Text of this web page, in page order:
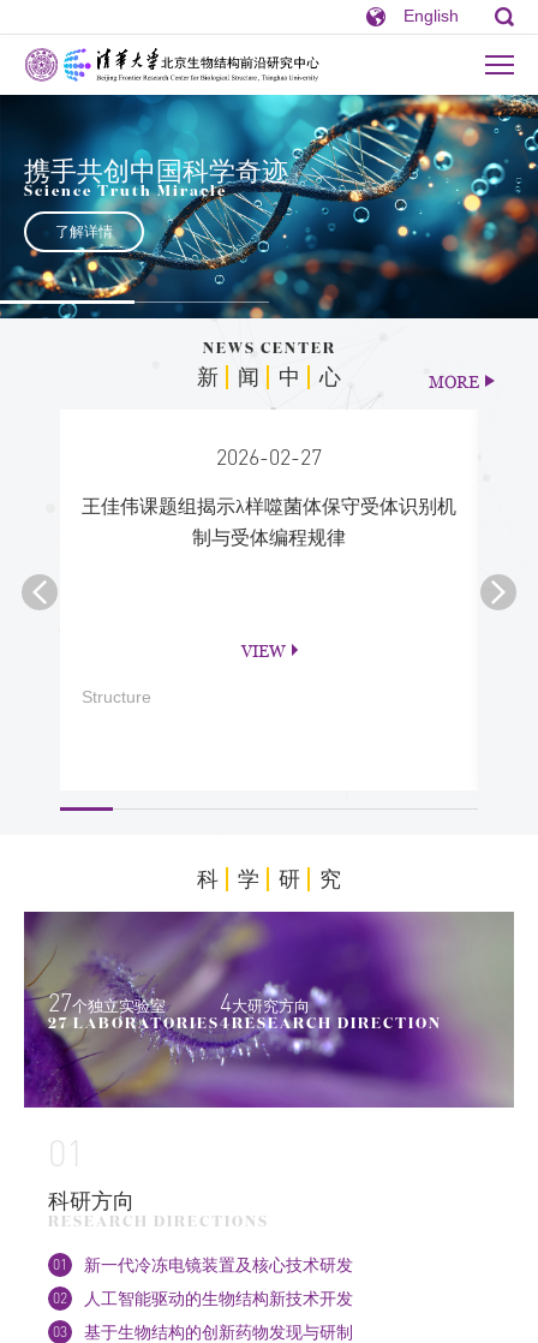
English
携手共创中国科学奇迹
Science Truth Miracle
了解详情
NEWS CENTER
新 闻 中 心 MORE
2026-02-27
王佳伟课题组揭示λ样噬菌体保守受体识别机
制与受体编程规律
VIEW
Structure
科 学 研 究
27个独立实验室
27 LABORATORIES
4大研究方向
4RESEARCH DIRECTION
01
科研方向
RESEARCH DIRECTIONS
01 新一代冷冻电镜装置及核心技术研发
02 人工智能驱动的生物结构新技术开发
03 基于生物结构的创新药物发现与研制